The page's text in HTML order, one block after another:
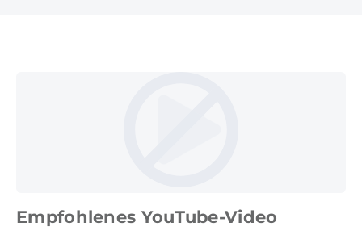
Empfohlenes YouTube-Video